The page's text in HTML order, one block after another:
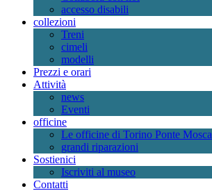
accesso disabili
collezioni
Treni
cimeli
modelli
Prezzi e orari
Attività
news
Eventi
officine
Le officine di Torino Ponte Mosca
grandi riparazioni
Sostienici
Iscriviti al museo
Contatti